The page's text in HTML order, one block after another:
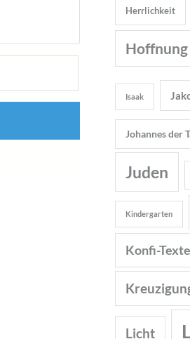
Herrlichkeit
Hoffnung
Isaak
Johannes der
Juden
Kindergarten
Konfi-Texte
Licht